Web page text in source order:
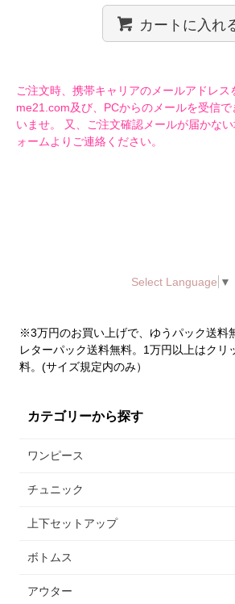
カートに入れ
ご注文時、携帯キャリアのメールアドレ
me21.com及び、PCからのメールを受信で
いませ。 又、ご注文確認メールが届かな
ォームよりご連絡ください。
Select Language ▼
※3万円のお買い上げで、ゆうパック送料
レターパック送料無料。1万円以上はクリ
料。(サイズ規定内のみ）
カテゴリーから探す
ワンピース
チュニック
上下セットアップ
ボトムス
アウター